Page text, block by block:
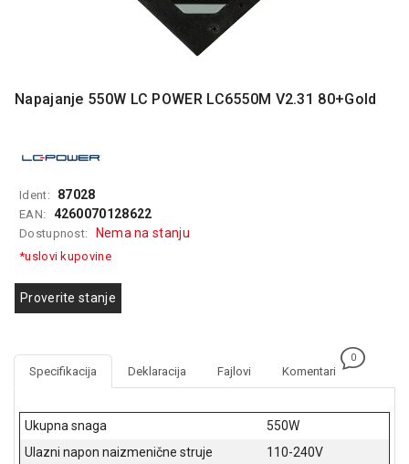
RAČUNARSKE
KOMPONENTE
PERIFERIJE
GAMING
EELEKTRO
ZAŠTITA
SOLARNI
SISTEMI
OPREMA
SKENERI I
Napajanje 550W LC POWER LC6550M V2.31 80+Gold
Ident: 87028
EAN: 4260070128622
Dostupnost: Nema na stanju
*uslovi kupovine
Proverite stanje
Specifikacija Deklaracija Fajlovi Komentari
0
Ukupna snaga
550W
Ulazni napon naizmenične struje
110-240V